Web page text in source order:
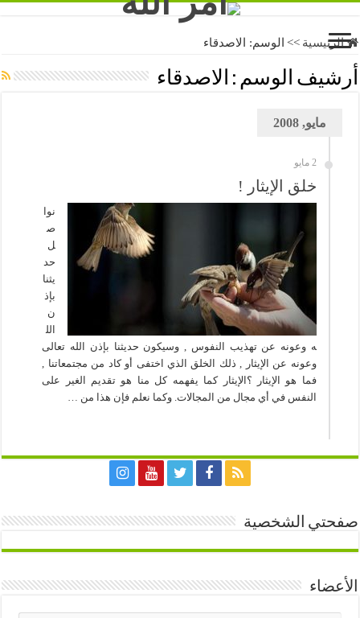
الرئيسية >> الوسم: الاصدقاء
أرشيف الوسم : الاصدقاء
مايو, 2008
2 مايو
خلق الإيثار !
نوا
ص
ل
حد
يثنا
بإذ
ن
الل
ه وعونه عن تهذيب النفوس , وسيكون حديثنا بإذن الله تعالى
وعونه عن الإيثار , ذلك الخلق الذي اختفى أو كاد من مجتمعاتنا ,
فما هو الإيثار ؟الإيثار كما يفهمه كل منا هو تقديم الغير على
النفس في أي مجال من المجالات. وكما نعلم فإن هذا من …
صفحتي الشخصية
الأعضاء